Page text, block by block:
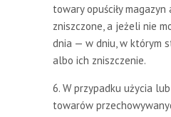
towary opuściły magazyn
zniszczone, a jeżeli nie
dnia — w dniu, w którym
albo ich zniszczenie.
6. W przypadku użycia
towarów